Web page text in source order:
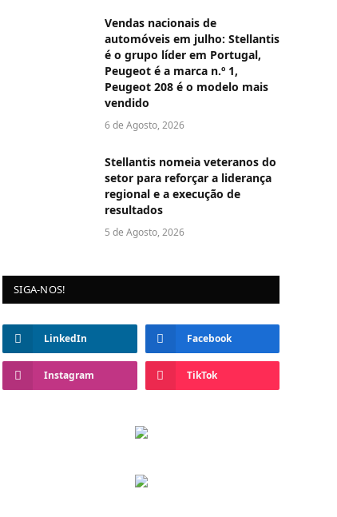
Vendas nacionais de
automóveis em julho: Stellantis
é o grupo líder em Portugal,
Peugeot é a marca n.º 1,
Peugeot 208 é o modelo mais
vendido
6 de Agosto, 2026
Stellantis nomeia veteranos do
setor para reforçar a liderança
regional e a execução de
resultados
5 de Agosto, 2026
SIGA-NOS!
LinkedIn Facebook
Instagram TikTok